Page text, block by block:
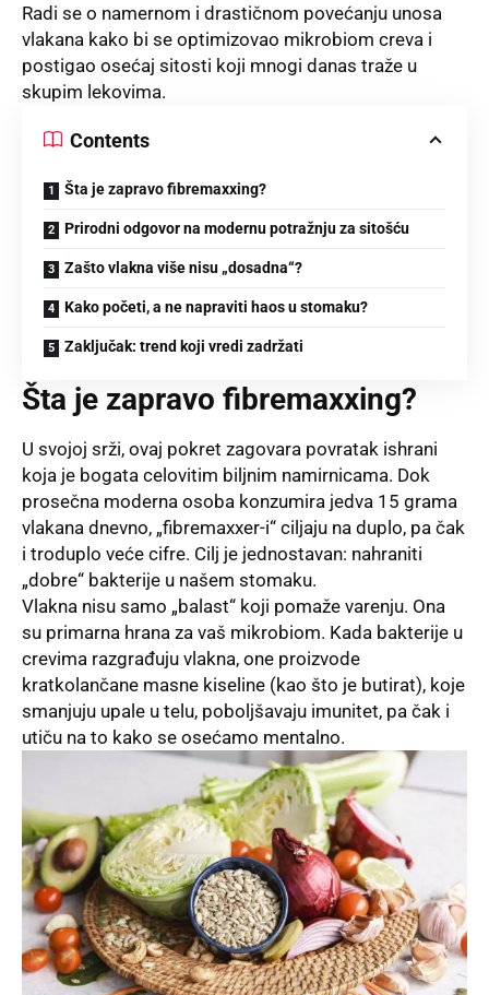
Radi se o namernom i drastičnom povećanju unosa
vlakana kako bi se optimizovao mikrobiom creva i
postigao osećaj sitosti koji mnogi danas traže u
skupim lekovima.
Contents
Šta je zapravo fibremaxxing?
Prirodni odgovor na modernu potražnju za sitošću
Zašto vlakna više nisu „dosadna“?
Kako početi, a ne napraviti haos u stomaku?
Zaključak: trend koji vredi zadržati
Šta je zapravo fibremaxxing?
U svojoj srži, ovaj pokret zagovara povratak ishrani
koja je bogata celovitim biljnim namirnicama. Dok
prosečna moderna osoba konzumira jedva 15 grama
vlakana dnevno, „fibremaxxer-i“ ciljaju na duplo, pa čak
i troduplo veće cifre. Cilj je jednostavan: nahraniti
„dobre“ bakterije u našem stomaku.
Vlakna nisu samo „balast“ koji pomaže varenju. Ona
su primarna hrana za vaš mikrobiom. Kada bakterije u
crevima razgrađuju vlakna, one proizvode
kratkolančane masne kiseline (kao što je butirat), koje
smanjuju upale u telu, poboljšavaju imunitet, pa čak i
utiču na to kako se osećamo mentalno.